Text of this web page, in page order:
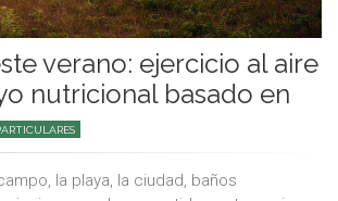
verano: ejercicio al aire
nutricional basado en
la playa, la ciudad, baños